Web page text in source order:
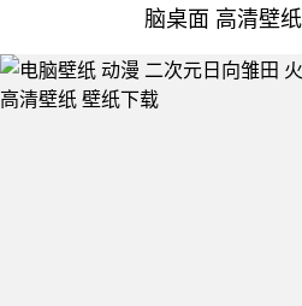
脑桌面 高清壁